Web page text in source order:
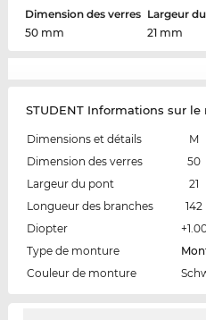
Dimension des verres
50 mm
Largeur
21 mm
STUDENT Informations sur le
Dimensions et détails M
Dimension des verres
50
Largeur du pont
21
Longueur des branches
142
Diopter
Type de monture
Couleur de monture